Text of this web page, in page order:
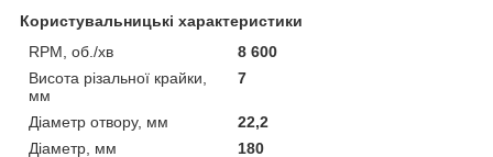
Користувальницькі характеристики
RPM, об./хв
8 600
Висота різальної крайки,
мм
7
Діаметр отвору, мм
22,2
Діаметр, мм
180